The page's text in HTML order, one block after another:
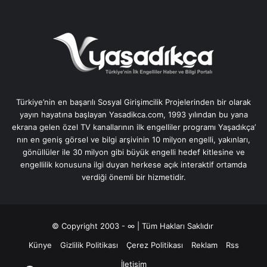
Türkiye’nin en başarılı Sosyal Girişimcilik Projelerinden bir olarak
yayın hayatına başlayan Yasadikca.com, 1993 yılından bu yana
ekrana gelen özel TV kanallarının ilk engelliler programı Yaşadıkça’
nın en geniş görsel ve bilgi arşivinin 10 milyon engelli, yakınları,
gönüllüler ile 30 milyon gibi büyük engelli hedef kitlesine ve
engellilik konusuna ilgi duyan herkese açık interaktif ortamda
verdiği önemli bir hizmetidir.
© Copyright 2003 - ∞ | Tüm Hakları Saklıdır
Künye
Gizlilik Politikası Çerez Politikası Reklam
Rss
İletişim